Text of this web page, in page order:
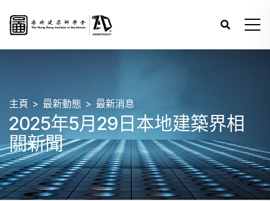
主頁 最新動態 最新消息
2025年5月29日本地建築界相
關新聞